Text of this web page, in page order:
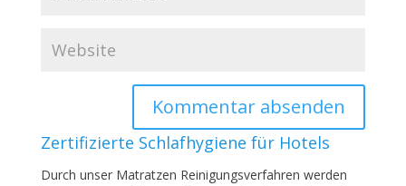
Zertifizierte Schlafhygiene für Hotels
Durch unser Matratzen Reinigungsverfahren werden